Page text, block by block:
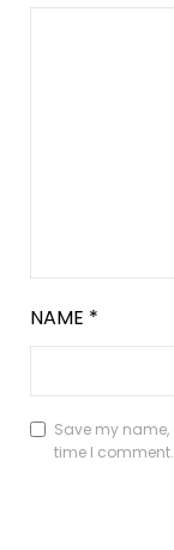
NAME *
Save my name,
time I comment.